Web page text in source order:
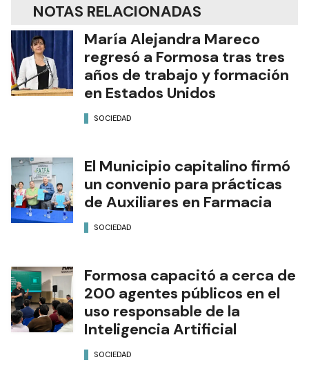
NOTAS RELACIONADAS
María Alejandra Mareco
regresó a Formosa tras tres
años de trabajo y formación
en Estados Unidos
SOCIEDAD
El Municipio capitalino firmó
un convenio para prácticas
de Auxiliares en Farmacia
SOCIEDAD
Formosa capacitó a cerca de
200 agentes públicos en el
uso responsable de la
Inteligencia Artificial
SOCIEDAD